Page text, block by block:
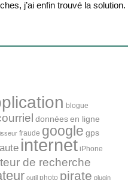
j’ai enfin trouvé la solution.
blogue
donnéesen ligne
fraude google gps
internet iPhone
de recherche
outil photo pirate plugin